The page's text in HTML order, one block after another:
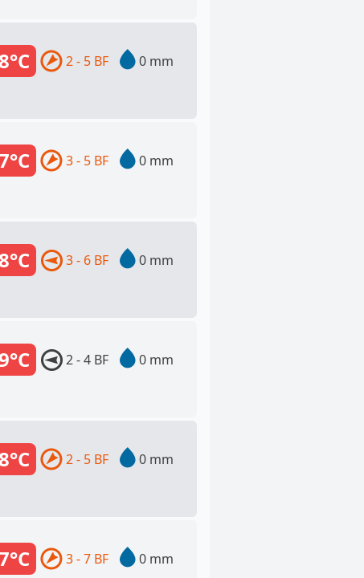
2 - 5 BF 0 mm
3 - 5 BF 0 mm
3 - 6 BF 0 mm
2 - 4 BF 0 mm
2 - 5 BF 0 mm
3 - 7 BF 0 mm